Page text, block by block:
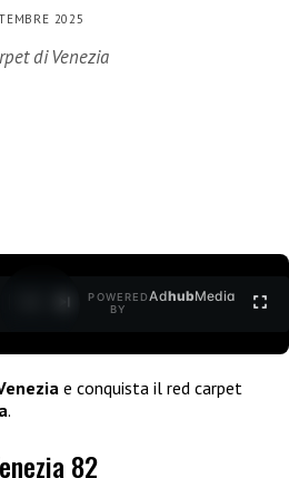
2025
di Venezia
POWERED
BY
AdhubMedia
e conquista il red carpet
.
82